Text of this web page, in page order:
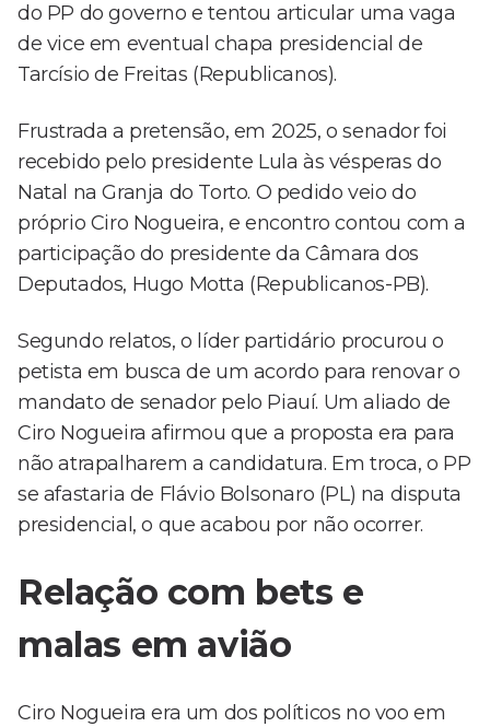
do PP do governo e tentou articular uma vaga
de vice em eventual chapa presidencial de
Tarcísio de Freitas (Republicanos).
Frustrada a pretensão, em 2025, o senador foi
recebido pelo presidente Lula às vésperas do
Natal na Granja do Torto. O pedido veio do
próprio Ciro Nogueira, e encontro contou com a
participação do presidente da Câmara dos
Deputados, Hugo Motta (Republicanos-PB).
Segundo relatos, o líder partidário procurou o
petista em busca de um acordo para renovar o
mandato de senador pelo Piauí. Um aliado de
Ciro Nogueira afirmou que a proposta era para
não atrapalharem a candidatura. Em troca, o PP
se afastaria de Flávio Bolsonaro (PL) na disputa
presidencial, o que acabou por não ocorrer.
Relação com bets e
malas em avião
Ciro Nogueira era um dos políticos no voo em